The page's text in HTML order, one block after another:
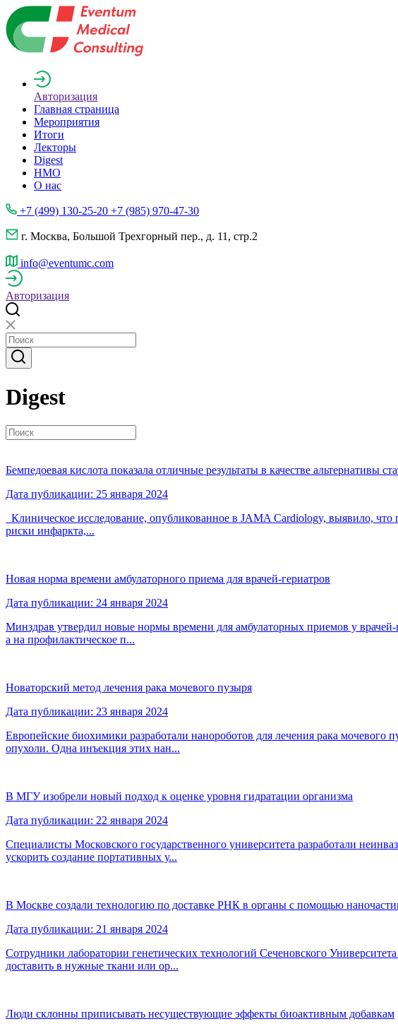
Авторизация
Главная страница
Мероприятия
Итоги
Лекторы
Digest
НМО
О нас
+7 (499) 130-25-20 +7 (985) 970-47-30
г. Москва, Большой Трехгорный пер., д. 11, стр.2
info@eventumc.com
Авторизация
Digest
Бемпедоевая кислота показала отличные результаты в качестве альтернативы
Дата публикации: 25 января 2024
Клиническое исследование, опубликованное в JAMA Cardiology, выявило,
риски инфаркта,...
Новая норма времени амбулаторного приема для врачей-гериатров
Дата публикации: 24 января 2024
Минздрав утвердил новые нормы времени для амбулаторных приемов у
а на профилактическое п...
Новаторский метод лечения рака мочевого пузыря
Дата публикации: 23 января 2024
Европейские биохимики разработали нанороботов для лечения рака
опухоли. Одна инъекция этих нан...
В МГУ изобрели новый подход к оценке уровня гидратации организма
Дата публикации: 22 января 2024
Специалисты Московского государственного университета разработали
ускорить создание портативных у...
В Москве создали технологию по доставке РНК в органы с помощью
Дата публикации: 21 января 2024
Сотрудники лаборатории генетических технологий Сеченовского
доставить в нужные ткани или ор...
Люди склонны приписывать несуществующие эффекты биоактивным добавкам